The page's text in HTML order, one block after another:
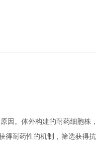
。体外构建的耐药细胞株
耐药性的机制，筛选获得